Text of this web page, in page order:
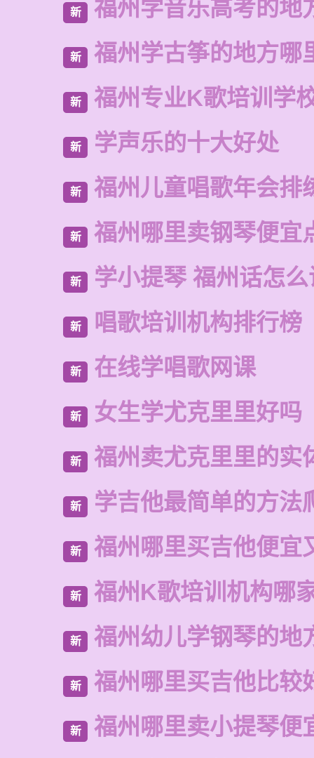
新 福州学音乐高考的地
新 福州学古筝的地方哪
新 福州专业K歌培训学
新 学声乐的十大好处
新 福州儿童唱歌年会排
新 福州哪里卖钢琴便宜
新 学小提琴 福州话怎
新 唱歌培训机构排行榜
新 在线学唱歌网课
新 女生学尤克里里好吗
新 福州卖尤克里里的实
新 学吉他最简单的方法
新 福州哪里买吉他便宜
新 福州K歌培训机构哪
新 福州幼儿学钢琴的地
新 福州哪里买吉他比较
新 福州哪里卖小提琴便